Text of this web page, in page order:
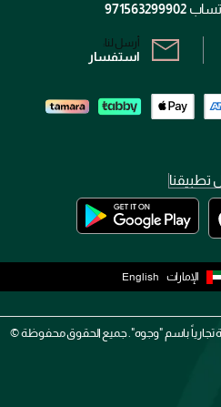
971563299902
أرسل لنا:
استفسار
تطبيقنا
الإمارات English
تجارياً باسم "وجوه". جميع الحقوق محفوظة ©